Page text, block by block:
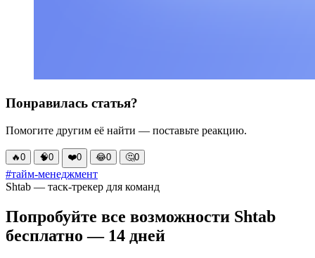
Понравилась статья?
Помогите другим её найти — поставьте реакцию.
🔥0 🧠0 ❤️0 😂0 🤔0
#тайм-менеджмент
Shtab — таск-трекер для команд
Попробуйте все возможности Shtab
бесплатно — 14 дней